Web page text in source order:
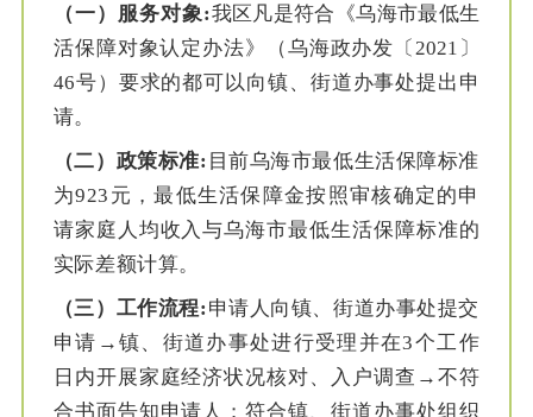
（一）服务对象:我区凡是符合《乌海市最低生
活保障对象认定办法》（乌海政办发〔2021〕
46号）要求的都可以向镇、街道办事处提出申
请。
（二）政策标准: 目前乌海市最低生活保障标准
为923元，最低生活保障金按照审核确定的申
请家庭人均收入与乌海市最低生活保障标准的
实际差额计算。
（三）工作流程: 申请人向镇、街道办事处提交
申请→镇、街道办事处进行受理并在3个工作
日内开展家庭经济状况核对、入户调查→不符
合书面告知申请人；符合镇、街道办事处组织